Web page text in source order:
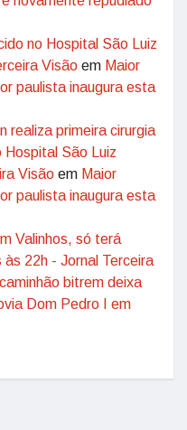
no Hospital São Luiz
Visão em Maior
paulista inaugura esta
realiza primeira cirurgia
São Luiz
Visão em Maior
paulista inaugura esta
Valinhos, só terá
22h - Jornal Terceira
bitrem deixa
Dom Pedro I em